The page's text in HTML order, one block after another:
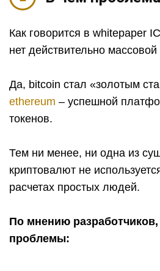
Как говорится в whitepaper
нет действительно
Да, bitcoin стал «золотым
ethereum – успешной
токенов.
Тем ни менее, ни одна из
криптовалют не
расчетах простых людей.
По мнению разработчиков,
проблемы: